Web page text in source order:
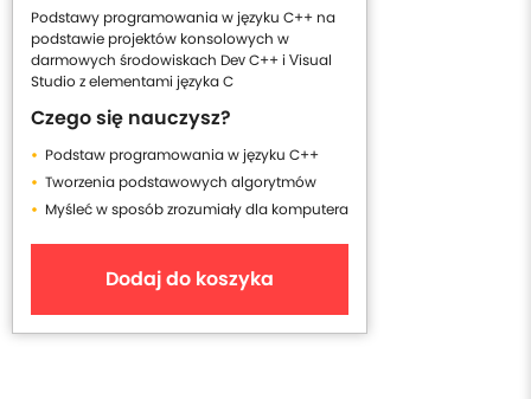
Podstawy programowania w języku C++ na
podstawie projektów konsolowych w
darmowych środowiskach Dev C++ i Visual
Studio z elementami języka C
Czego się nauczysz?
Podstaw programowania w języku C++
Tworzenia podstawowych algorytmów
Myśleć w sposób zrozumiały dla komputera
Dodaj do koszyka